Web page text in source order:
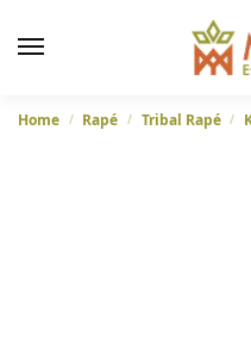
Home / Rapé / Tribal Rapé /